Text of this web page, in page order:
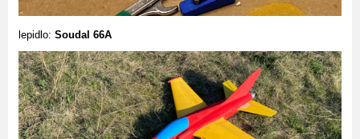
lepidlo: Soudal 66A